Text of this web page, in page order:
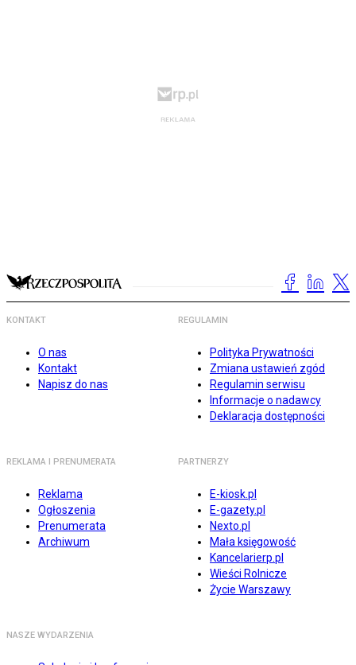
KONTAKT
O nas
Kontakt
Napisz do nas
REGULAMIN
Polityka Prywatności
Zmiana ustawień zgód
Regulamin serwisu
Informacje o nadawcy
Deklaracja dostępności
REKLAMA I PRENUMERATA
Reklama
Ogłoszenia
Prenumerata
Archiwum
PARTNERZY
E-kiosk.pl
E-gazety.pl
Nexto.pl
Mała księgowość
Kancelarierp.pl
Wieści Rolnicze
Życie Warszawy
NASZE WYDARZENIA